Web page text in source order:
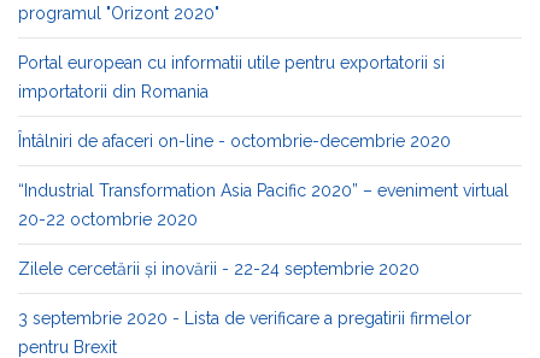
programul "Orizont 2020"
Portal european cu informatii utile pentru exportatorii si
importatorii din Romania
Întâlniri de afaceri on-line - octombrie-decembrie 2020
“Industrial Transformation Asia Pacific 2020” – eveniment virtual
20-22 octombrie 2020
Zilele cercetării și inovării - 22-24 septembrie 2020
3 septembrie 2020 - Lista de verificare a pregatirii firmelor
pentru Brexit